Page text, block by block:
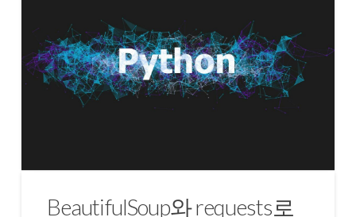
BeautifulSoup와 requests로